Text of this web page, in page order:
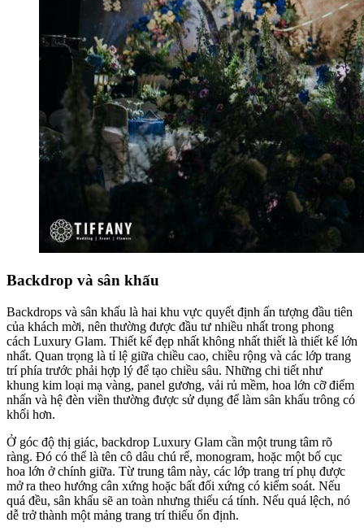
Backdrop và sân khấu
Backdrops và sân khấu là hai khu vực quyết định ấn tượng đầu tiên
của khách mời, nên thường được đầu tư nhiều nhất trong phong
cách Luxury Glam. Thiết kế đẹp nhất không nhất thiết là thiết kế lớn
nhất. Quan trọng là tỉ lệ giữa chiều cao, chiều rộng và các lớp trang
trí phía trước phải hợp lý để tạo chiều sâu. Những chi tiết như
khung kim loại mạ vàng, panel gương, vải rủ mềm, hoa lớn cỡ điểm
nhấn và hệ đèn viền thường được sử dụng để làm sân khấu trông có
khối hơn.
Ở góc độ thị giác, backdrop Luxury Glam cần một trung tâm rõ
ràng. Đó có thể là tên cô dâu chú rể, monogram, hoặc một bố cục
hoa lớn ở chính giữa. Từ trung tâm này, các lớp trang trí phụ được
mở ra theo hướng cân xứng hoặc bất đối xứng có kiểm soát. Nếu
quá đều, sân khấu sẽ an toàn nhưng thiếu cá tính. Nếu quá lệch, nó
dễ trở thành một mảng trang trí thiếu ổn định.